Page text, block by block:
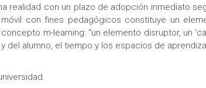
con un plazo de adopción inmediato
móvil con fines pedagógicos constituye un
m-learning: “un elemento disruptor, un
alumno, el tiempo y los espacios de